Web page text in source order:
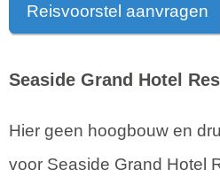
Reisvoorstel aanvragen
Seaside Grand Hotel
Hier geen hoogbouw en
voor Seaside Grand Hotel